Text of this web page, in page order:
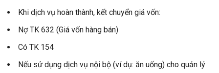
Khi dịch vụ hoàn thành, kết chuyển giá vốn:
Nợ TK 632 (Giá vốn hàng bán)
Có TK 154
Nếu sử dụng dịch vụ nội bộ (ví dụ: ăn uống) cho quản lý